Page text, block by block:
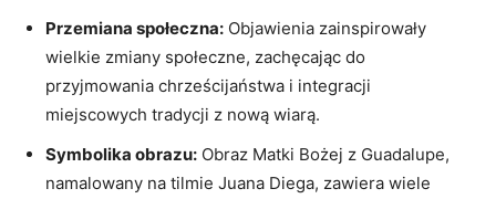
Przemiana społeczna: ‌Objawienia zainspirowały
wielkie zmiany społeczne, zachęcając do
przyjmowania ⁣chrześcijaństwa i integracji ​
miejscowych tradycji z nową wiarą.
Symbolika obrazu: Obraz Matki Bożej z Guadalupe,
namalowany na tilmie Juana Diega, zawiera wiele